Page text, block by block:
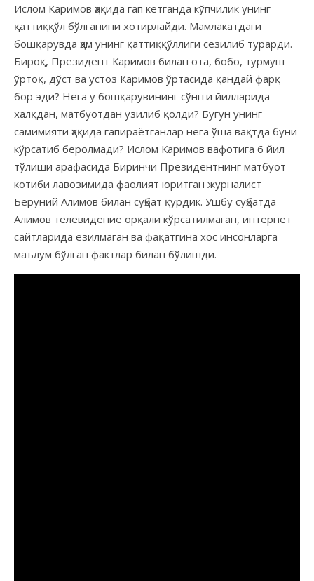
Ислом Каримов ҳақида гап кетганда кўпчилик унинг
қаттиққўл бўлганини хотирлайди. Мамлакатдаги
бошқарувда ҳам унинг қаттиққўллиги сезилиб турарди.
Бироқ, Президент Каримов билан ота, бобо, турмуш
ўртоқ, дўст ва устоз Каримов ўртасида қандай фарқ
бор эди? Нега у бошқарувининг сўнгги йилларида
халқдан, матбуотдан узилиб қолди? Бугун унинг
самимияти ҳақида гапираётганлар нега ўша вақтда буни
кўрсатиб беролмади? Ислом Каримов вафотига 6 йил
тўлиши арафасида Биринчи Президентнинг матбуот
котиби лавозимида фаолият юритган журналист
Беруний Алимов билан суҳбат қурдик. Ушбу суҳбатда
Алимов телевидение орқали кўрсатилмаган, интернет
сайтларида ёзилмаган ва фақатгина хос инсонларга
маълум бўлган фактлар билан бўлишди.